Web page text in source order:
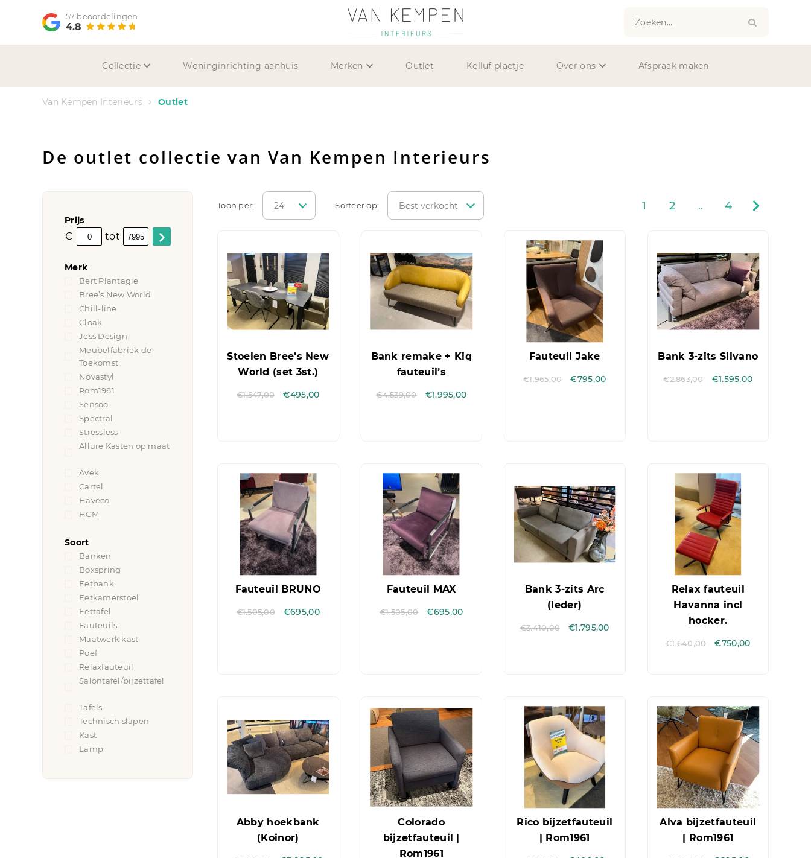
57 beoordelingen
4.8 Zoeken...
Collectie Woninginrichting-aanhuis Merken Outlet Kelluf plaetje Over ons Afspraak maken
Van Kempen Interieurs Outlet
De outlet collectie van Van Kempen Interieurs
Prijs
€ tot
Merk
Bert Plantagie
Bree’s New World
Chill-line
Cloak
Jess Design
Meubelfabriek de
Toekomst
Novastyl
Rom1961
Sensoo
Spectral
Stressless
Allure Kasten op maat
Avek
Cartel
Haveco
HCM
Soort
Banken
Boxspring
Eetbank
Eetkamerstoel
Eettafel
Fauteuils
Maatwerk kast
Poef
Relaxfauteuil
Salontafel/bijzettafel
Tafels
Technisch slapen
Kast
Lamp
Toon per: Sorteer op: 1 2 .. 4
Stoelen Bree’s New
World (set 3st.)
€1.547,00 €495,00
Bank remake + Kiq
fauteuil’s
€4.539,00 €1.995,00
Fauteuil Jake
€1.965,00 €795,00
Bank 3-zits Silvano
€2.863,00 €1.595,00
Fauteuil BRUNO
€1.505,00 €695,00
Fauteuil MAX
€1.505,00 €695,00
Bank 3-zits Arc
(leder)
€3.410,00 €1.795,00
Relax fauteuil
Havanna incl
hocker.
€1.640,00 €750,00
Abby hoekbank
(Koinor)
Colorado
bijzetfauteuil |
Rom1961
Rico bijzetfauteuil
| Rom1961
Alva bijzetfauteuil
| Rom1961